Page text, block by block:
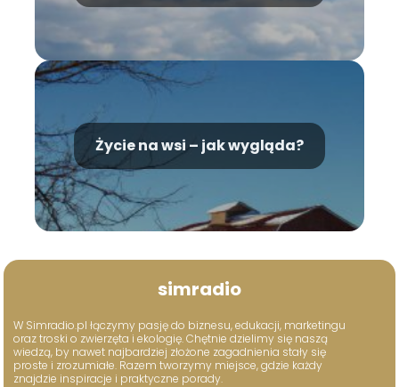
Życie na wsi – jak wygląda?
simradio
W Simradio.pl łączymy pasję do biznesu, edukacji, marketingu
oraz troski o zwierzęta i ekologię. Chętnie dzielimy się naszą
wiedzą, by nawet najbardziej złożone zagadnienia stały się
proste i zrozumiałe. Razem tworzymy miejsce, gdzie każdy
znajdzie inspiracje i praktyczne porady.